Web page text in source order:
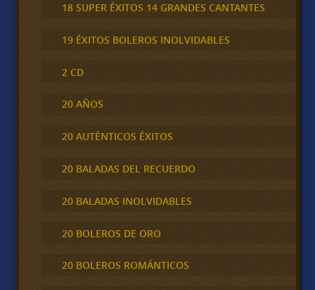
18 SUPER ÉXITOS 14 GRANDES CANTANTES
19 ÉXITOS BOLEROS INOLVIDABLES
2 CD
20 AÑOS
20 AUTÉNTICOS ÉXITOS
20 BALADAS DEL RECUERDO
20 BALADAS INOLVIDABLES
20 BOLEROS DE ORO
20 BOLEROS ROMÁNTICOS